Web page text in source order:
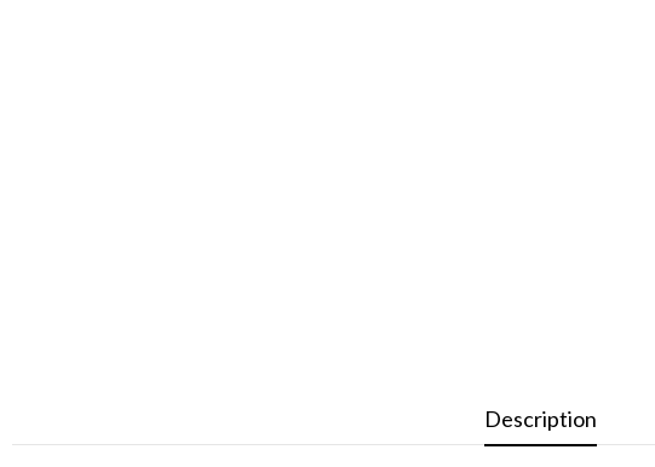
Description